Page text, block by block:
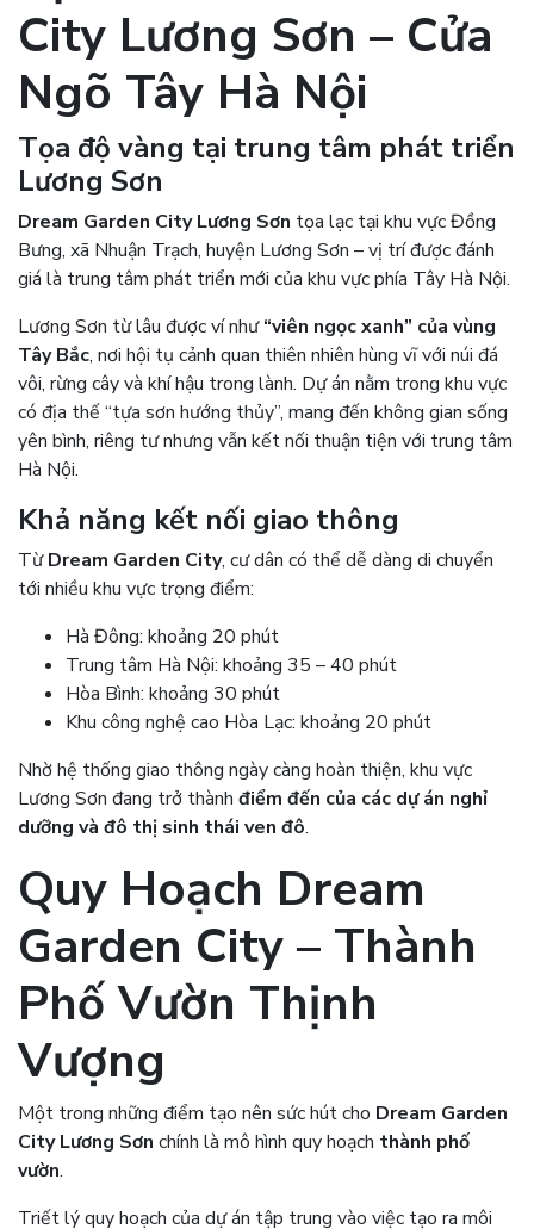
City Lương Sơn – Cửa
Ngõ Tây Hà Nội
Tọa độ vàng tại trung tâm phát triển
Lương Sơn
Dream Garden City Lương Sơn tọa lạc tại khu vực Đồng
Bưng, xã Nhuận Trạch, huyện Lương Sơn – vị trí được đánh
giá là trung tâm phát triển mới của khu vực phía Tây Hà Nội.
Lương Sơn từ lâu được ví như“viên ngọc xanh” của vùng
Tây Bắc, nơi hội tụ cảnh quan thiên nhiên hùng vĩ với núi đá
vôi, rừng cây và khí hậu trong lành. Dự án nằm trong khu vực
có địa thế “tựa sơn hướng thủy”, mang đến không gian sống
yên bình, riêng tư nhưng vẫn kết nối thuận tiện với trung tâm
Hà Nội.
Khả năng kết nối giao thông
TừDream Garden City, cư dân có thể dễ dàng di chuyển
tới nhiều khu vực trọng điểm:
Hà Đông: khoảng 20 phút
Trung tâm Hà Nội: khoảng 35 – 40 phút
Hòa Bình: khoảng 30 phút
Khu công nghệ cao Hòa Lạc: khoảng 20 phút
Nhờ hệ thống giao thông ngày càng hoàn thiện, khu vực
Lương Sơn đang trở thành điểm đến của các dự án nghỉ
dưỡng và đô thị sinh thái ven đô.
Quy Hoạch Dream
Garden City – Thành
Phố Vườn Thịnh
Vượng
Một trong những điểm tạo nên sức hút cho Dream Garden
City Lương Sơn chính là mô hình quy hoạch thành phố
vườn.
Triết lý quy hoạch của dự án tập trung vào việc tạo ra môi